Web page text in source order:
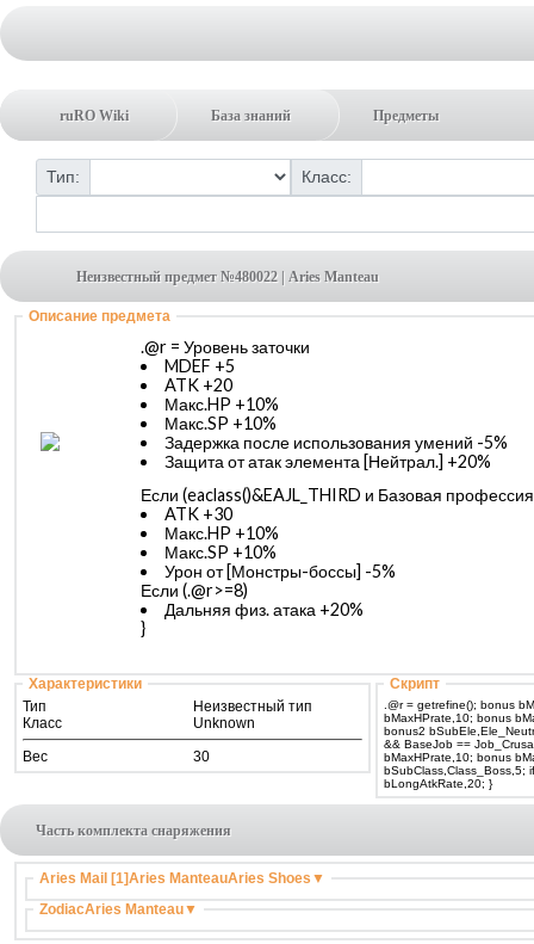
ruRO Wiki База знаний Предметы
Тип: Класс:
Неизвестный предмет №480022 | Aries Manteau
Описание предмета
.@r = Уровень заточки
MDEF +5
ATK +20
Макс.HP +10%
Макс.SP +10%
Задержка после использования умений -5%
Защита от атак элемента [Нейтрал. ] +20%
Если (eaclass()&EAJL_THIRD и Базовая
ATK +30
Макс.HP +10%
Макс.SP +10%
Урон от [Монстры-боссы] -5%
Если (.@r>=8)
Дальняя физ. атака +20%
}
Характеристики
Тип
Неизвестный тип
Класс
Unknown
Вес
30
Скрипт
.@r = getrefine(); bonus
bMaxHPrate,10; bonus
bonus2
&& BaseJob == Job_Crusader) { bonus
bMaxHPrate,10; bonus bMaxSPrate,10; bonus2
bSubClass,Class_Boss,5; if (.@r>=8) bonus
bLongAtkRate,20; }
Часть комплекта снаряжения
Aries Mail [1]Aries ManteauAries Shoes ▼
ZodiacAries Manteau▼